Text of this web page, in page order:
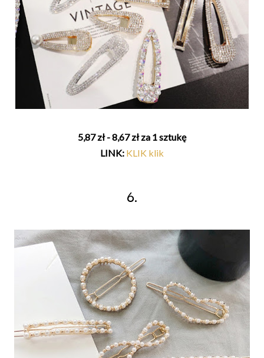
5,87 zł - 8,67 zł za 1 sztukę
LINK: KLIK klik
6.